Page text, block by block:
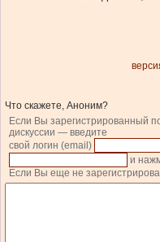
Что скажете, Аноним?
Если Вы зарегистрированный
дискуссии — введите
свой логин (email)
и
Если Вы еще не